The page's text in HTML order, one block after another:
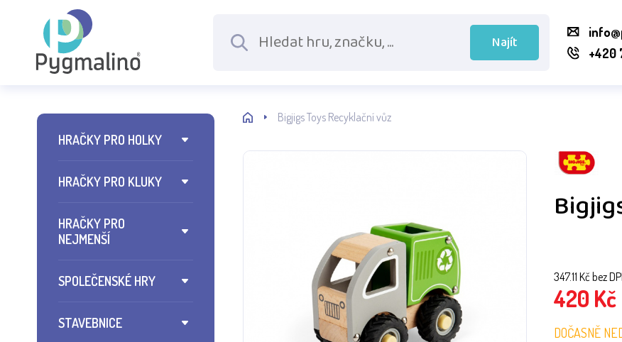
Najít
+420
HRAČKY PRO HOLKY
HRAČKY PRO KLUKY
HRAČKY PRO
NEJMENŠÍ
SPOLEČENSKÉ HRY
STAVEBNICE
Bigjigs Toys Recyklační vůz
347.11 Kč bez
420 Kč
DOČASNĚ